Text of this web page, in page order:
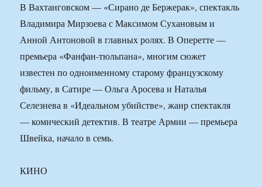
В Вахтанговском — «Сирано де Бержерак», спектакль
Владимира Мирзоева с Максимом Сухановым и
Анной Антоновой в главных ролях. В Оперетте —
премьера «Фанфан-тюльпана», многим сюжет
известен по одноименному старому французскому
фильму, в Сатире — Ольга Аросева и Наталья
Селезнева в «Идеальном убийстве», жанр спектакля
— комический детектив. В театре Армии — премьера
Швейка, начало в семь.
КИНО